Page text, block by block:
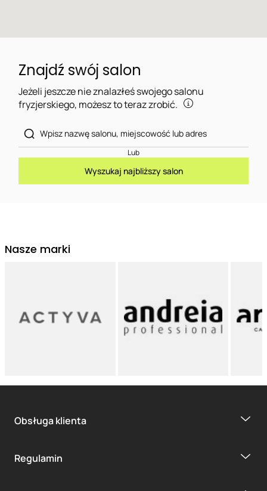
Znajdź swój salon
Jeżeli jeszcze nie znalazłeś swojego salonu
fryzjerskiego, możesz to teraz zrobić.
Lub
Wyszukaj najbliższy salon
Nasze marki
Obsługa klienta
Regulamin